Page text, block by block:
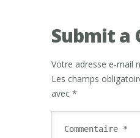
Submit a
Votre adresse e-mail
Les champs
avec *